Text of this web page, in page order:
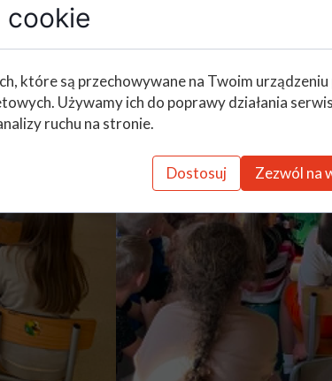
cookie
które są przechowywane na Twoim urządzeniu
Używamy ich do poprawy działania
ruchu na stronie.
Dostosuj Zezwól na